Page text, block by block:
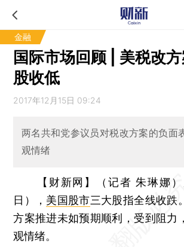
金融
国际市场回顾 | 美税改
股收低
2017年12月15日 09:24
两名共和党参议员对税改方案的负面
观情绪
【财新网】（记者 朱琳娜）
日）， 美国股市三大股指全线收跌
方案推进未如预期顺利，受到阻力
观情绪。